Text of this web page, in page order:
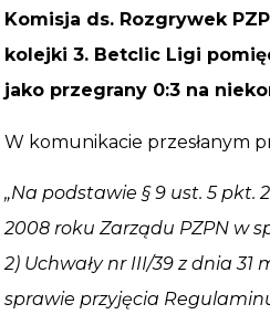
Komisja ds. Rozgrywek
kolejki 3. Betclic Ligi
jako przegrany 0:3 na
W komunikacie przesłanym
„Na podstawie § 9 ust. 5 pkt.
2008 roku Zarządu PZPN w
2) Uchwały nr III/39 z dnia
sprawie przyjęcia